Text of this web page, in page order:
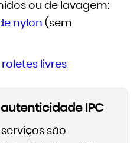
ou de lavagem:
nylon (sem
roletes livres
IPC
são